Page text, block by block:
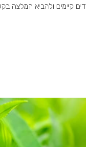
קיימים ולהביא המלצה